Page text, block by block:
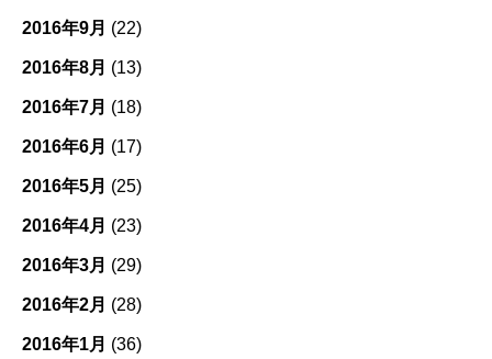
2016年9月 (22)
2016年8月 (13)
2016年7月 (18)
2016年6月 (17)
2016年5月 (25)
2016年4月 (23)
2016年3月 (29)
2016年2月 (28)
2016年1月 (36)